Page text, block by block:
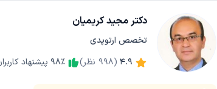
دکتر مجید کریمیان
تخصص ارتوپدی
4.9
(
998 نظر) 98٪ پیشنهاد